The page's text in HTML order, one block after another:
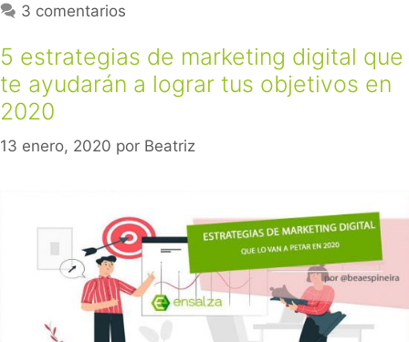
3 comentarios
5 estrategias de marketing digital que
te ayudarán a lograr tus objetivos en
2020
13 enero, 2020 por Beatriz